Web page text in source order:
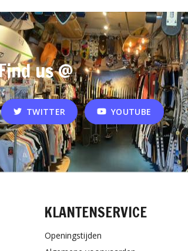
us @
TWITTER YOUTUBE
KLANTENSERVICE
Openingstijden